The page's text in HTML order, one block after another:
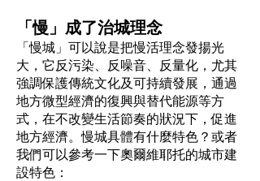
「慢」成了治城理念
「慢城」可以說是把慢活理念發揚光
大，它反污染、反噪音、反量化，尤其
強調保護傳統文化及可持續發展，通過
地方微型經濟的復興與替代能源等方
式，在不改變生活節奏的狀況下，促進
地方經濟。慢城具體有什麼特色？或者
我們可以參考一下奧爾維耶托的城市建
設特色：